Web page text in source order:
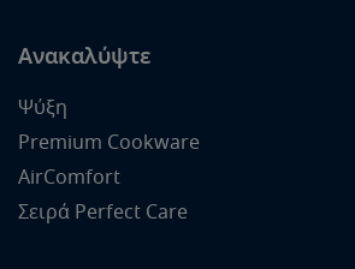
Ανακαλύψτε
Ψύξη
Premium Cookware
AirComfort
Σειρά Perfect Care